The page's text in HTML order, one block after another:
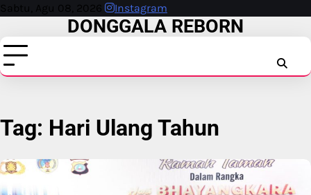
Skip
content
Sabtu, Agu 08, 2026 Instagram
DONGGALA REBORN
Tag: Hari Ulang Tahun